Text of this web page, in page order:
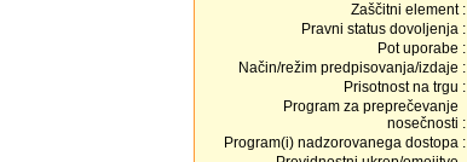
Zaščitni element :
Pravni status dovoljenja :
Pot uporabe :
Način/režim predpisovanja/izdaje :
Prisotnost na trgu :
Program za preprečevanje
nosečnosti :
Program(i) nadzorovanega dostopa :